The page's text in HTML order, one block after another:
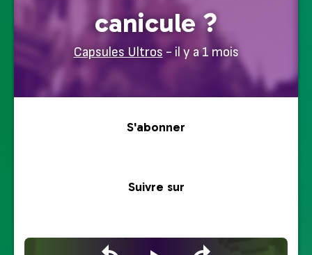
canicule ?
Capsules Ultros- il y a 1 mois
S'abonner
Suivre sur